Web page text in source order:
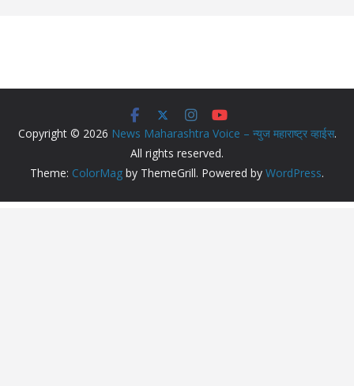
Copyright © 2026 News Maharashtra Voice – न्युज महाराष्ट्र व्हाईस.
All rights reserved.
Theme: ColorMag by ThemeGrill. Powered by WordPress.